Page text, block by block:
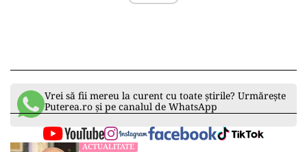
Vrei să fii mereu la curent cu toate știrile? Urmărește
Puterea.ro și pe canalul de WhatsApp
ACTUALITATE